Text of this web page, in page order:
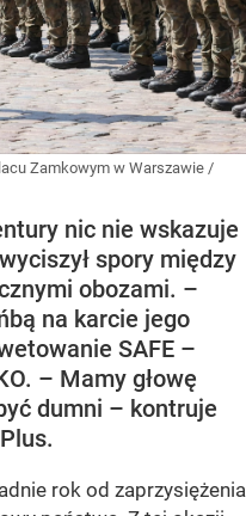
Zamkowym w Warszawie /
nic nie wskazuje
spory między
obozami. –
na karcie jego
SAFE –
– Mamy głowę
dumni – kontruje
rok od zaprzysiężenia